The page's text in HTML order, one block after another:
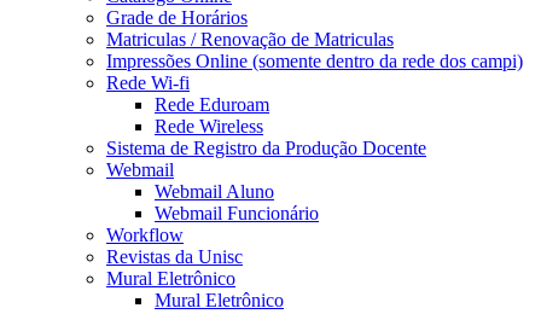
Grade de Horários
Matriculas / Renovação de Matriculas
Impressões Online (somente dentro da rede dos campi)
Rede Wi-fi
Rede Eduroam
Rede Wireless
Sistema de Registro da Produção Docente
Webmail
Webmail Aluno
Webmail Funcionário
Workflow
Revistas da Unisc
Mural Eletrônico
Mural Eletrônico